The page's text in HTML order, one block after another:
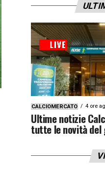
CALCIOMERCATO 4 ore
Ultime notizie
tutte le novità del